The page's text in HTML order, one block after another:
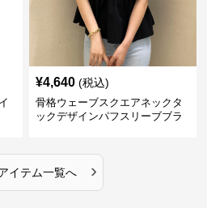
¥4,640 (税込)
骨格ウェーブスクエアネックタ
ックデザインパフスリーブブラ
イテム一覧へ ›